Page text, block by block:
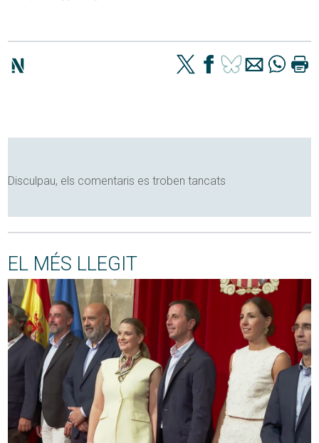
Disculpau, els comentaris es troben tancats
EL MÉS LLEGIT